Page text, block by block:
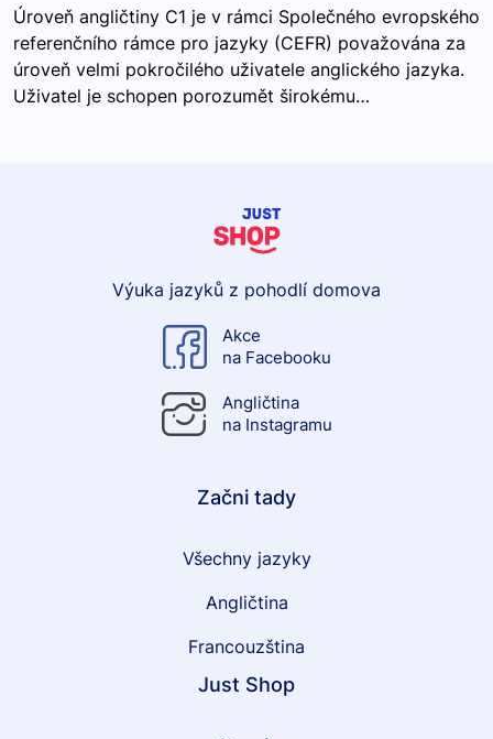
Úroveň angličtiny C1 je v rámci Společného evropského
referenčního rámce pro jazyky (CEFR) považována za
úroveň velmi pokročilého uživatele anglického jazyka.
Uživatel je schopen porozumět širokému…
Výuka jazyků z pohodlí domova
Akce
na Facebooku
Angličtina
na Instagramu
Začni tady
Všechny jazyky
Angličtina
Francouzština
Just Shop